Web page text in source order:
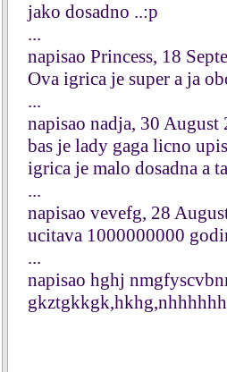
jako dosadno ..:p
...
napisao Princess, 18
Ova igrica je super a ja
...
napisao nadja, 30 August
bas je lady gaga licno
igrica je malo dosadna a
...
napisao vevefg, 28
ucitava 1000000000
...
napisao hghj